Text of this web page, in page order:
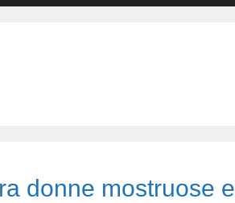
donne mostruose e